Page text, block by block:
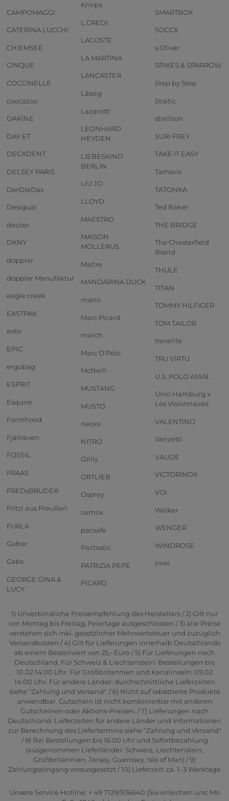
CAMPOMAGGI
CATERINA LUCCHI
CHIEMSEE
CINQUE
COCCINELLE
coocazoo
DAKINE
DAY ET
DECADENT
DELSEY PARIS
DerDieDas
Desigual
deuter
DKNY
doppler
doppler Manufaktur
eagle creek
EASTPAK
eoto
EPIC
ergobag
ESPRIT
Esquire
Farmhood
Fjällräven
FOSSIL
FRAAS
FREDsBRUDER
Fritzi aus Preußen
FURLA
Gabor
Gabs
GEORGE GINA &
LUCY
Knirps
L.CREDI
LACOSTE
LA MARTINA
LANCASTER
Lässig
Lazarotti
LEONHARD
HEYDEN
LIEBESKIND
BERLIN
LIU JO
LLOYD
MAESTRO
MAISON
MOLLERUS
Maître
MANDARINA DUCK
mano
Marc Picard
march
Marc O'Polo
McNeill
MUSTANG
MUSTO
neoxx
NITRO
Oilily
ORTLIEB
Osprey
oxmox
pacsafe
Pactastic
PATRIZIA PEPE
PICARD
SMARTBOX
SOCCX
s.Oliver
SPIKES & SPARROW
Step by Step
Stratic
strellson
SURI FREY
TAKE IT EASY
Tamaris
TATONKA
Ted Baker
THE BRIDGE
The Chesterfield
Brand
THULE
TITAN
TOMMY HILFIGER
TOM TAILOR
travelite
TRU VIRTU
U.S. POLO ASSN.
Unio Hamburg x
Les Visionnaires
VALENTINO
Vanzetti
VAUDE
VICTORINOX
VOi
Walker
WENGER
WINDROSE
zwei
1) Unverbindliche Preisempfehlung des Herstellers / 2) Gilt nur
von Montag bis Freitag, Feiertage ausgeschlossen / 3) alle Preise
verstehen sich inkl. gesetzlicher Mehrwertsteuer und zuzüglich
Versandkosten / 4) Gilt für Lieferungen innerhalb Deutschlands
ab einem Bestellwert von 25,- Euro / 5) Für Lieferungen nach
Deutschland. Für Schweiz & Liechtenstein: Bestellungen bis
10.02 14:00 Uhr. Für Großbritannien und Kanalinseln: 09.02
14:00 Uhr. Für andere Länder: durchschnittliche Lieferzeiten
siehe "Zahlung und Versand". / 6) Nicht auf rabattierte Produkte
anwendbar. Gutschein ist nicht kombinierbar mit anderen
Gutscheinen oder Aktions-Preisen. / 7) Lieferungen nach
Deutschland. Lieferzeiten für andere Länder und Informationen
zur Berechnung des Liefertermins siehe "Zahlung und Versand"
/ 8) Bei Bestellungen bis 16:00 Uhr und Sofortbezahlung
(ausgenommen Lieferländer: Schweiz, Liechtenstein,
Großbritannien, Jersey, Guernsey, Isle of Man) / 9)
Zahlungseingang vorausgesetzt / 10) Lieferzeit: ca. 1–3 Werktage
Unsere Service Hotline: + 49 7129/936640 (Sie erreichen uns: Mo